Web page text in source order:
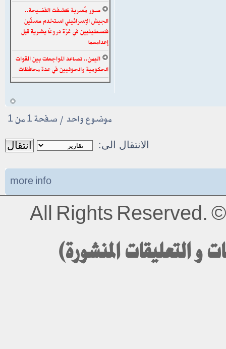
صور مُسربة كشفت الفضيحة..
الجيش الإسرائيلي استخدم مسنَّين
فلسطينيين في غزة دروعًا بشرية قبل
إعدامهما
اليمن.. تصاعد المواجهات بين القوات
الحكومية والحوثيين في عدة محافظات
موضوع واحد • صفحة1من1
الانتقال الى:
more info
All Rights Reserved.